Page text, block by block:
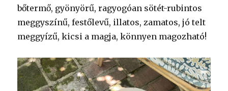
bőtermő, gyönyörű, ragyogóan sötét-rubintos
meggyszínű, festőlevű, illatos, zamatos, jó telt
meggyízű, kicsi a magja, könnyen magozható!